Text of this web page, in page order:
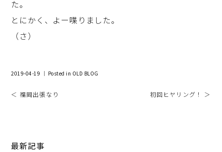
た。
とにかく、よー喋りました。
（さ）
2019-04-19 ｜ Posted in OLD BLOG
＜ 福岡出張なり 初回ヒヤリング！ ＞
最新記事